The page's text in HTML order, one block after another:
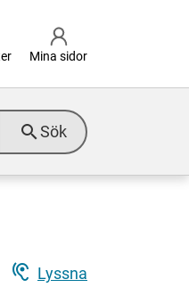
Mina sidor
search Sök
hearing Lyssna